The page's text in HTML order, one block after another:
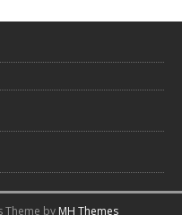
Theme by MH Themes